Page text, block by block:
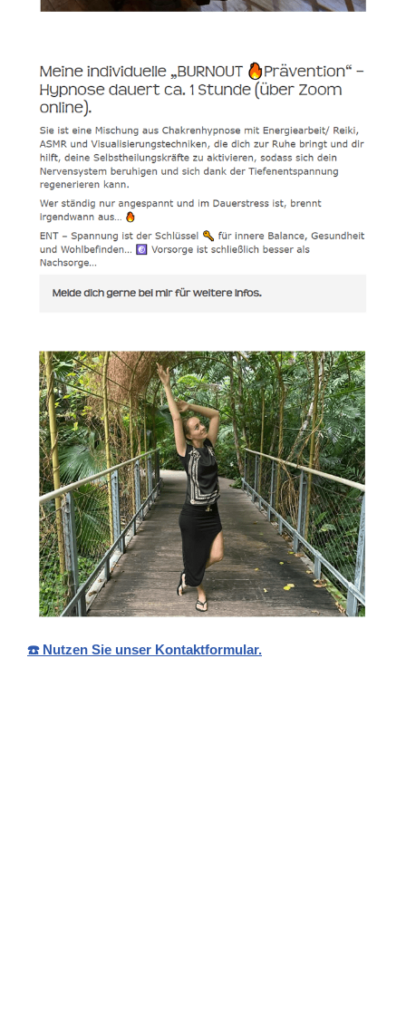
☎️ Nutzen Sie unser Kontaktformular.